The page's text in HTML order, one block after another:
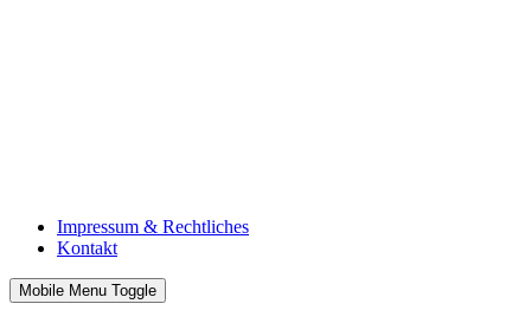
Impressum & Rechtliches
Kontakt
Mobile Menu Toggle